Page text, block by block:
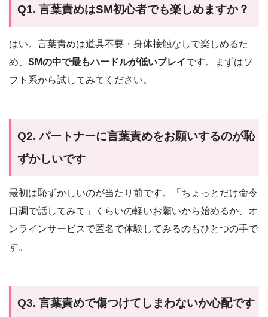
Q1. 言葉責めはSM初心者でも楽しめますか？
はい。言葉責めは道具不要・身体接触なしで楽しめるた
め、 SMの中で最もハードルが低いプレイです。まずはソ
フト系から試してみてください。
Q2. パートナーに言葉責めをお願いするのが恥
ずかしいです
最初は恥ずかしいのが当たり前です。「ちょっとだけ命令
口調で話してみて」くらいの軽いお願いから始めるか、オ
ンラインサービスで匿名で体験してみるのもひとつの手で
す。
Q3. 言葉責めで傷つけてしまわないか心配です